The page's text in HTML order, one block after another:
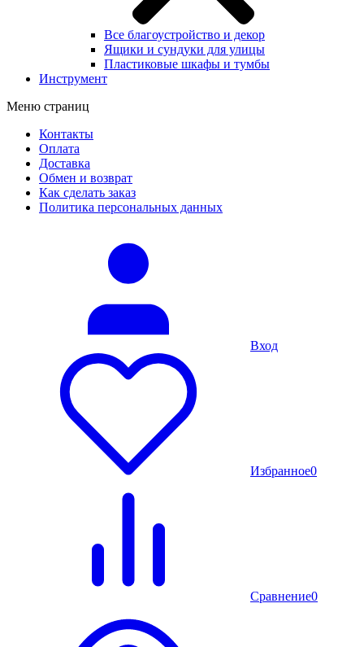
Все благоустройство и декор
Ящики и сундуки для улицы
Пластиковые шкафы и тумбы
Инструмент
Меню страниц
Контакты
Оплата
Доставка
Обмен и возврат
Как сделать заказ
Политика персональных данных
Вход
Избранное0
Сравнение0